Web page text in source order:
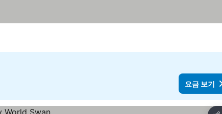
요금 보기